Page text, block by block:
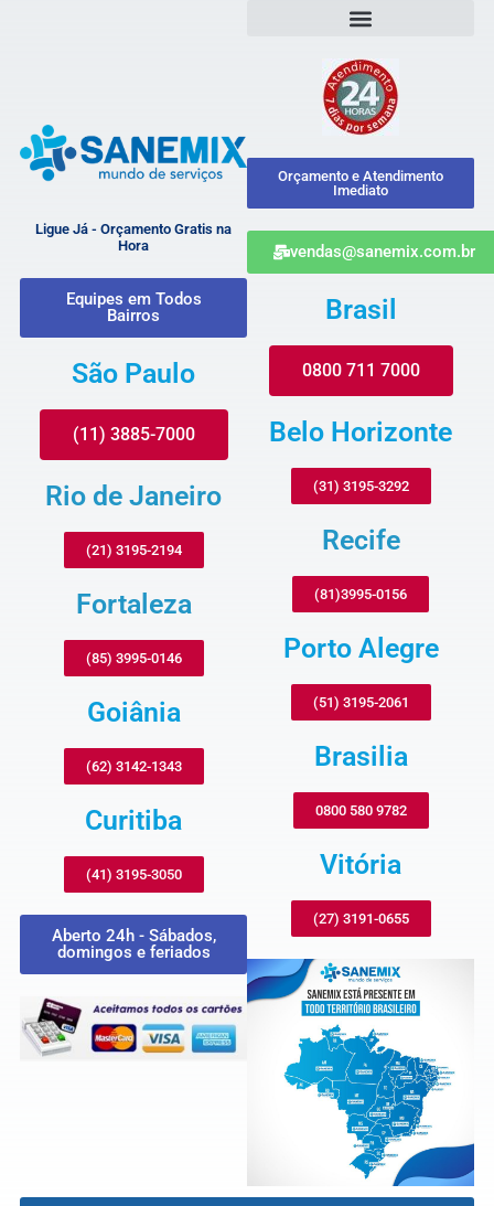
Ligue Já - Orçamento Gratis na
Hora
Equipes em Todos
Bairros
São Paulo
(11) 3885-7000
Rio de Janeiro
(21) 3195-2194
Fortaleza
(85) 3995-0146
Goiânia
(62) 3142-1343
Curitiba
(41) 3195-3050
Aberto 24h - Sábados,
domingos e feriados
Orçamento e Atendimento
Imediato
vendas@sanemix.com.br
Brasil
0800 711 7000
Belo Horizonte
(31) 3195-3292
Recife
(81)3995-0156
Porto Alegre
(51) 3195-2061
Brasilia
0800 580 9782
Vitória
(27) 3191-0655